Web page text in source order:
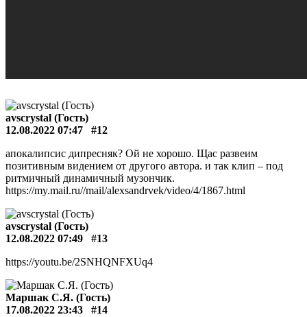
avscrystal (Гость)
12.08.2022 07:47
#12
апокалипсис дипресняк? Ой не хорошо. Щас развеим
позитивным видением от другого автора. и так клип – под
ритмичный динамичный музончик.
https://my.mail.ru//mail/alexsandrvek/video/4/1867.html
avscrystal (Гость)
12.08.2022 07:49
#13
https://youtu.be/2SNHQNFXUq4
Маршак С.Я. (Гость)
17.08.2022 23:43
#14